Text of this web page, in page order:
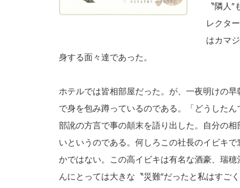
〝隣人
レクタ
はカマ
身する面々達であった。
ホテルでは皆相部屋だった。が、一夜明けの
で身を包み蹲っているのである。「どうした
部訛の方言で事の顛末を語り出した。自分の
いというのである。何しろこの社長のイビキ
かではない。この高イビキは有名な酒豪、瑞
んにとっては大きな〝災難″だったと私はすご